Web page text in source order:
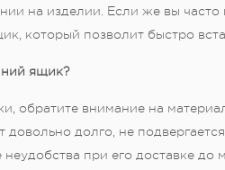
на изделии. Если же вы часто
который позволит быстро
ящик?
обратите внимание на
довольно долго, не
при его доставке